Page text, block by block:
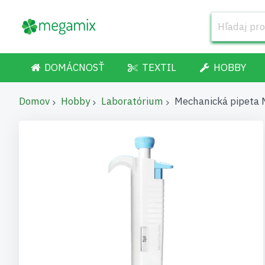
DOMÁCNOSŤ TEXTIL HOBBY
Domov Hobby Laboratórium Mechanická pipeta